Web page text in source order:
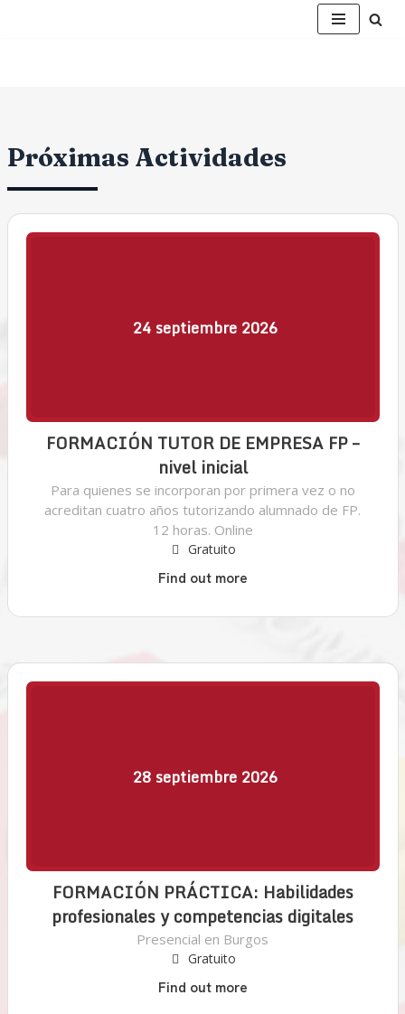
Próximas Actividades
24 septiembre 2026
FORMACIÓN TUTOR DE EMPRESA FP –
nivel inicial
Para quienes se incorporan por primera vez o no
acreditan cuatro años tutorizando alumnado de FP.
12 horas. Online
Gratuito
Find out more
28 septiembre 2026
FORMACIÓN PRÁCTICA: Habilidades
profesionales y competencias digitales
Presencial en Burgos
Gratuito
Find out more